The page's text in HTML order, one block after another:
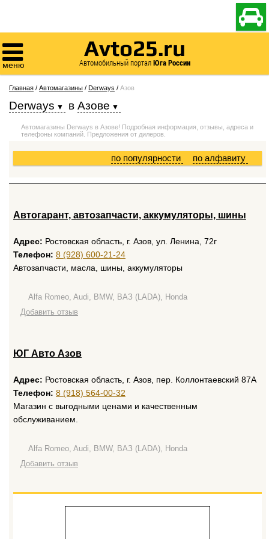


меню
Avto25.ru
Автомобильный порталЮга России
Главная / Автомагазины / Derways / Азов
Derways в Азове
Автомагазины Derways в Азове! Подробная информация, отзывы, адреса и
телефоны компаний. Предложения от дилеров.
по алфавиту
по популярности
Автогарант, автозапчасти, аккумуляторы, шины
Адрес: Ростовская область, г. Азов, ул. Ленина, 72г
Телефон: 8 (928) 600-21-24
Автозапчасти, масла, шины, аккумуляторы
Alfa Romeo, Audi, BMW, ВАЗ (LADA), Honda
Добавить отзыв
ЮГ Авто Азов
Адрес: Ростовская область, г. Азов, пер. Коллонтаевский 87А
Телефон: 8 (918) 564-00-32
Магазин с выгодными ценами и качественным
обслуживанием.
Alfa Romeo, Audi, BMW, ВАЗ (LADA), Honda
Добавить отзыв